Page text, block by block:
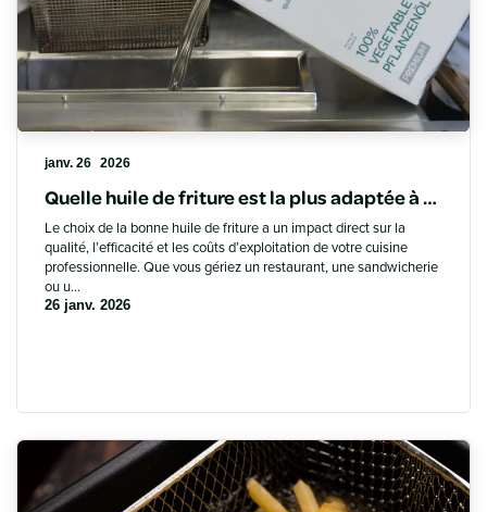
janv. 26 2026
Quelle huile de friture est la plus adaptée à votre établissement CHR ?
Le choix de la bonne huile de friture a un impact direct sur la
qualité, l’efficacité et les coûts d’exploitation de votre cuisine
professionnelle. Que vous gériez un restaurant, une sandwicherie
ou u...
26 janv. 2026